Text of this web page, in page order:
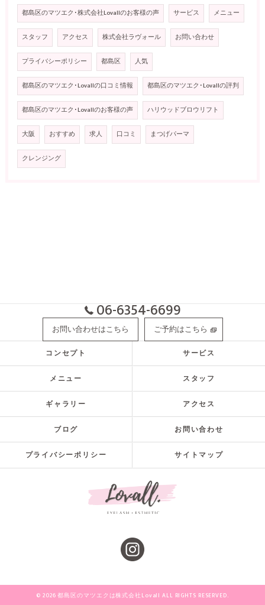
都島区のマツエク･株式会社Lovallのお客様の声 サービス メニュー
スタッフ アクセス 株式会社ラヴォール お問い合わせ
プライバシーポリシー 都島区 人気
都島区のマツエク･Lovallの口コミ情報 都島区のマツエク･Lovallの評判
都島区のマツエク･Lovallのお客様の声 ハリウッドブロウリフト
大阪 おすすめ 求人 口コミ まつげパーマ
クレンジング
06-6354-6699
お問い合わせはこちら ご予約はこちら
コンセプト サービス
メニュー スタッフ
ギャラリー アクセス
ブログ お問い合わせ
プライバシーポリシー サイトマップ
© 2026 都島区のマツエクは株式会社Lovall ALL RIGHTS RESERVED.